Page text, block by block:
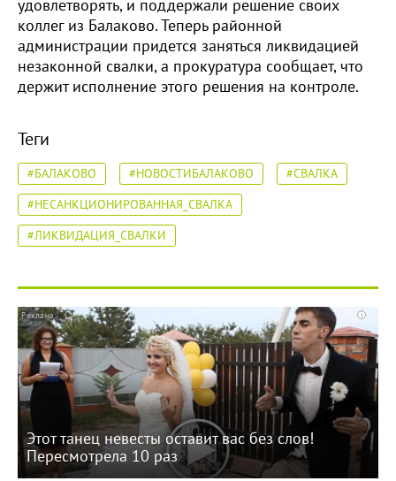
удовлетворять, и поддержали решение своих
коллег из Балаково. Теперь районной
администрации придется заняться ликвидацией
незаконной свалки, а прокуратура сообщает, что
держит исполнение этого решения на контроле.
Теги
#БАЛАКОВО #НОВОСТИБАЛАКОВО
#СВАЛКА
#НЕСАНКЦИОНИРОВАННАЯ_СВАЛКА
#ЛИКВИДАЦИЯ_СВАЛКИ
i
Этот танец невесты оставит вас без слов!
Пересмотрела 10 раз